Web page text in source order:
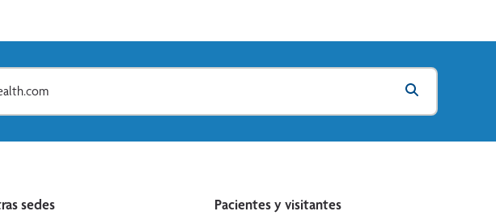
sedes
Pacientes y visitantes